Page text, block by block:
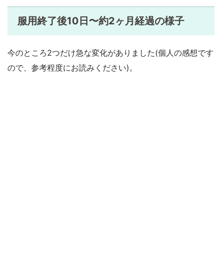
服用終了後10日〜約2ヶ月経過の様子
今のところ2つだけ急な変化がありました(個人の感想です
ので、参考程度にお読みください)。